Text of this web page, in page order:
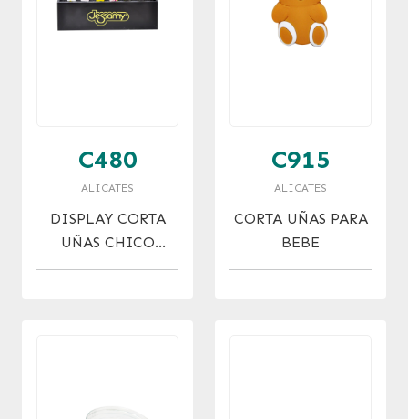
C480
ALICATES
DISPLAY CORTA
UÑAS CHICO
FANTASIA x 24 U.
C915
ALICATES
CORTA UÑAS PARA
BEBE